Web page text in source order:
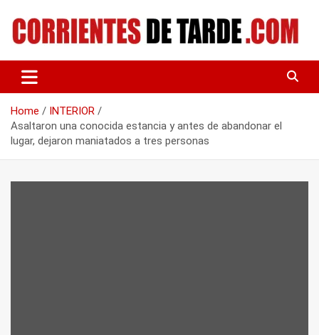
content
CORRIENTES DE TARDE
Home
INTERIOR
Asaltaron una conocida estancia y antes de abandonar el
lugar, dejaron maniatados a tres personas